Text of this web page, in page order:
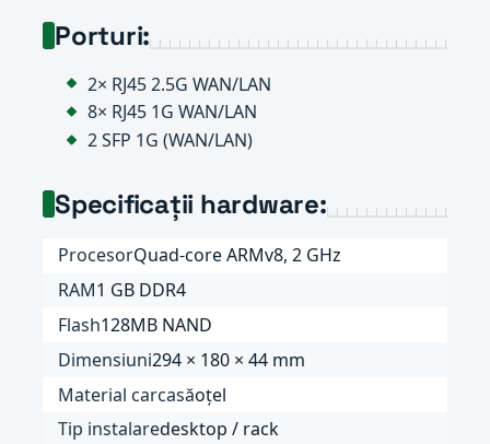
Porturi:
2× RJ45 2.5G WAN/LAN
8× RJ45 1G WAN/LAN
2 SFP 1G (WAN/LAN)
Specificații hardware:
ProcesorQuad-core ARMv8, 2 GHz
RAM1 GB DDR4
Flash128MB NAND
Dimensiuni294 × 180 × 44 mm
Material carcasăoțel
Tip instalaredesktop / rack